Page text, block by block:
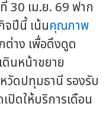
30 เม.ย. 69 ฟาก
จปีนี้ เน้นคุณภาพ
ต่าง เพื่อดึงดูด
ดินหน้าขยาย
วัดปทุมธานี รองรับ
ปิดให้บริการเดือน